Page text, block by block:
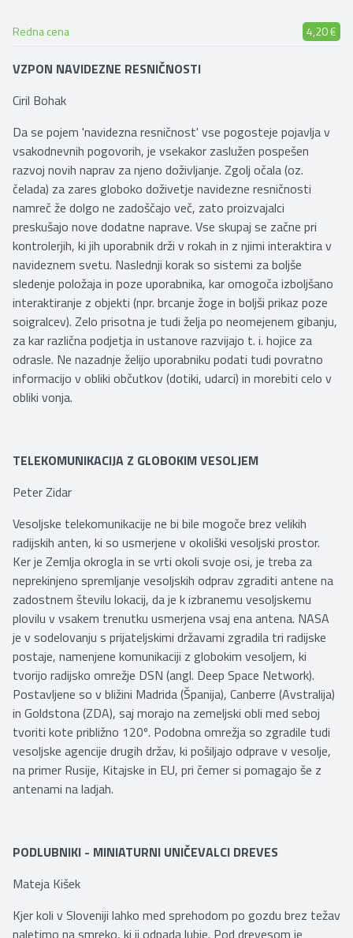
Redna cena 4,20 €
VZPON NAVIDEZNE RESNIČNOSTI
Ciril Bohak
Da se pojem 'navidezna resničnost' vse pogosteje pojavlja v
vsakodnevnih pogovorih, je vsekakor zaslužen pospešen
razvoj novih naprav za njeno doživljanje. Zgolj očala (oz.
čelada) za zares globoko doživetje navidezne resničnosti
namreč že dolgo ne zadoščajo več, zato proizvajalci
preskušajo nove dodatne naprave. Vse skupaj se začne pri
kontrolerjih, ki jih uporabnik drži v rokah in z njimi interaktira v
navideznem svetu. Naslednji korak so sistemi za boljše
sledenje položaja in poze uporabnika, kar omogoča izboljšano
interaktiranje z objekti (npr. brcanje žoge in boljši prikaz poze
soigralcev). Zelo prisotna je tudi želja po neomejenem gibanju,
za kar različna podjetja in ustanove razvijajo t. i. hojice za
odrasle. Ne nazadnje želijo uporabniku podati tudi povratno
informacijo v obliki občutkov (dotiki, udarci) in morebiti celo v
obliki vonja.
TELEKOMUNIKACIJA Z GLOBOKIM VESOLJEM
Peter Zidar
Vesoljske telekomunikacije ne bi bile mogoče brez velikih
radijskih anten, ki so usmerjene v okoliški vesoljski prostor.
Ker je Zemlja okrogla in se vrti okoli svoje osi, je treba za
neprekinjeno spremljanje vesoljskih odprav zgraditi antene na
zadostnem številu lokacij, da je k izbranemu vesoljskemu
plovilu v vsakem trenutku usmerjena vsaj ena antena. NASA
je v sodelovanju s prijateljskimi državami zgradila tri radijske
postaje, namenjene komunikaciji z globokim vesoljem, ki
tvorijo radijsko omrežje DSN (angl. Deep Space Network).
Postavljene so v bližini Madrida (Španija), Canberre (Avstralija)
in Goldstona (ZDA), saj morajo na zemeljski obli med seboj
tvoriti kote približno 120º. Podobna omrežja so zgradile tudi
vesoljske agencije drugih držav, ki pošiljajo odprave v vesolje,
na primer Rusije, Kitajske in EU, pri čemer si pomagajo še z
antenami na ladjah.
PODLUBNIKI - MINIATURNI UNIČEVALCI DREVES
Mateja Kišek
Kjer koli v Sloveniji lahko med sprehodom po gozdu brez težav
naletimo na smreko, ki ji odpada lubje. Pod drevesom je